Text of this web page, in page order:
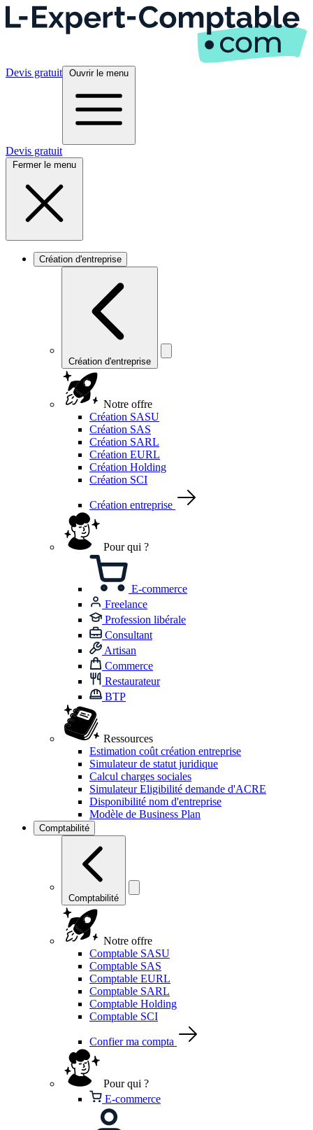
Devis gratuit Ouvrir le menu
Devis gratuit
Fermer le menu
Création d'entreprise
Création d'entreprise
Notre offre
Création SASU
Création SAS
Création SARL
Création EURL
Création Holding
Création SCI
Création entreprise
Pour qui ?
E-commerce
Freelance
Profession libérale
Consultant
Artisan
Commerce
Restaurateur
BTP
Ressources
Estimation coût création entreprise
Simulateur de statut juridique
Calcul charges sociales
Simulateur Eligibilité demande d'ACRE
Disponibilité nom d'entreprise
Modèle de Business Plan
Comptabilité
Comptabilité
Notre offre
Comptable SASU
Comptable SAS
Comptable EURL
Comptable SARL
Comptable Holding
Comptable SCI
Confier ma compta
Pour qui ?
E-commerce